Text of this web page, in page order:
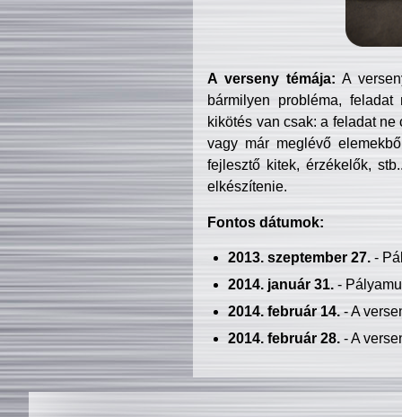
A verseny témája: A
bármilyen probléma, feladat
kikötés van csak: a feladat
vagy már meglévő
fejlesztő kitek, érzékelők,
elkészítenie.
Fontos dátumok:
2013. szeptember 27.-
2014. január 31.-
2014. február 14.- A
2014. február 28.- A